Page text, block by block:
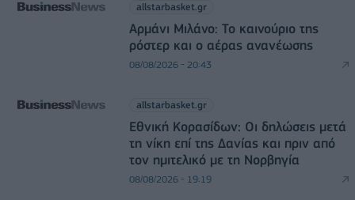
allstarbasket.gr
Αρμάνι Μιλάνο: Το καινούριο της
ρόστερ και ο αέρας ανανέωσης
08/08/2026 - 20:43
allstarbasket.gr
Εθνική Κορασίδων: Οι δηλώσεις μετά
τη νίκη επί της Δανίας και πριν από
τον ημιτελικό με τη Νορβηγία
08/08/2026 - 19:19